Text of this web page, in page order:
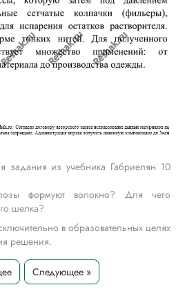
задания из учебника Габриелян 10
формуют волокно? Для чего
шелка?
в образовательных целях
решения.
Следующее »